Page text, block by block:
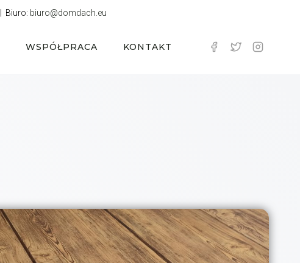
| Biuro: biuro@domdach.eu
WSPÓŁPRACA KONTAKT